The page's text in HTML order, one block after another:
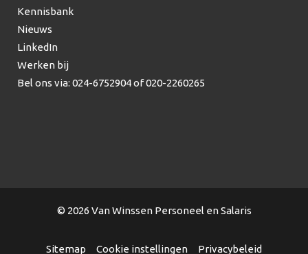
Kennisbank
Nieuws
LinkedIn
Werken bij
Bel ons via: 024-6752904of 020-2260265
© 2026 Van Winssen Personeel en Salaris
Sitemap Cookie instellingen Privacybeleid